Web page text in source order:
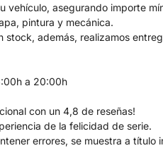
vehículo, asegurando importe
pintura y mecánica.
además, realizamos
a 20:00h
con un 4,8 de reseñas!
de la felicidad de serie.
errores, se muestra a título